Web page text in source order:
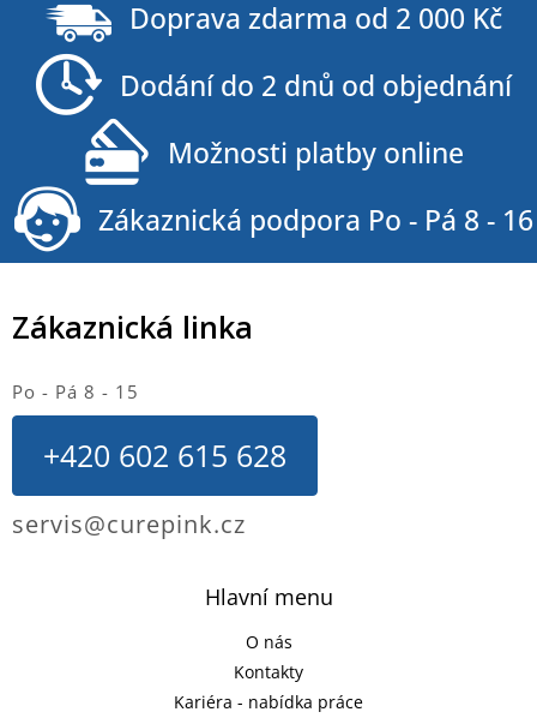
Hlavní menu
O nás
Kontakty
Kariéra - nabídka práce
Zákaznická linka
Po - Pá 8 - 15
+420 602 615 628
servis@curepink.cz
Doprava zdarma od 2 000 Kč
Dodání do 2 dnů od objednání
Možnosti platby online
Zákaznická podpora Po - Pá 8 - 16